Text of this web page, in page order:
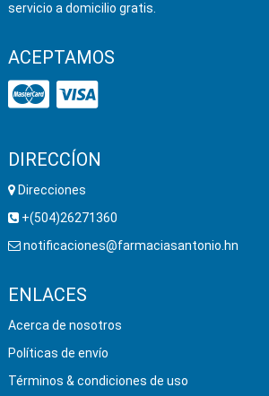
servicio a domicilio gratis.
ACEPTAMOS
DIRECCÍON
Direcciones
+(504)26271360
notificaciones@farmaciasantonio.hn
ENLACES
Acerca de nosotros
Políticas de envío
Términos & condiciones de uso